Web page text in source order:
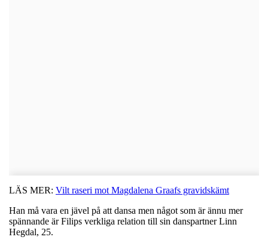
LÄS MER: Vilt raseri mot Magdalena Graafs gravidskämt
Han må vara en jävel på att dansa men något som är ännu mer
spännande är Filips verkliga relation till sin danspartner Linn
Hegdal, 25.